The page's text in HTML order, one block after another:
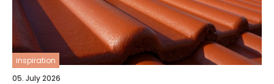
inspiration
05. July 2026